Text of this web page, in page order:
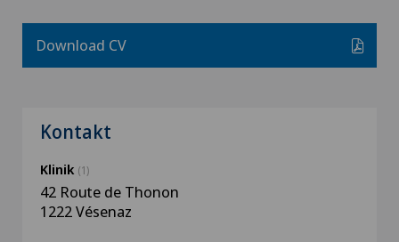
Download CV
Kontakt
Klinik (1)
42 Route de Thonon
1222 Vésenaz